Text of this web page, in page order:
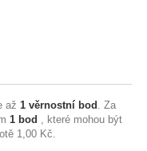
až1 věrnostní bod . Za
1 bod , které mohou být
1,00 Kč.